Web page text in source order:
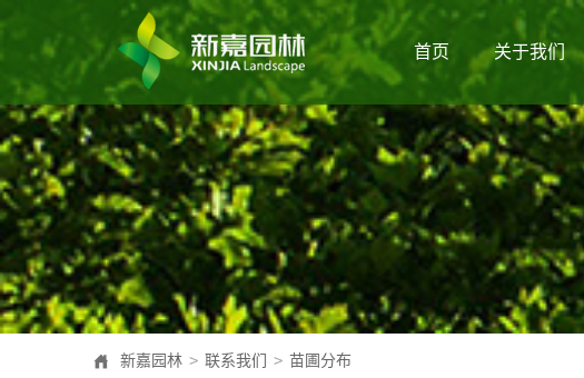
首页 关于我们
新嘉园林 > 联系我们 > 苗圃分布